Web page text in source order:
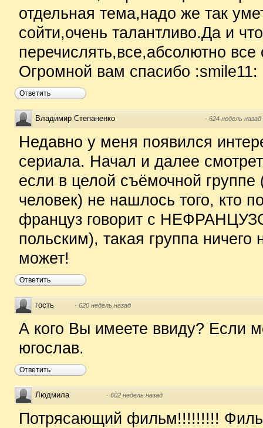
отдельная тема,надо же так
сойти,очень талантливо.Да и
перечислять,все,абсолютно
Огромной вам спасибо :smile11:
Ответить
Владимир Степаненко · 624 недель назад
Недавно у меня появился
сериала. Начал и далее
если в целой съёмочной
человек) не нашлось того, кто
француз говорит с
польским), такая группа ничего
может!
Ответить
гость · 620 недель назад
А кого Вы имеете ввиду? Если
югослав.
Ответить
Людмила · 602 недель назад
Потрясающий фильм!!!!!!!!!